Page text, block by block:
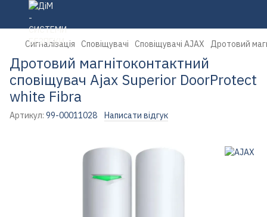
Сигналізація Сповіщувачі Сповіщувачі AJAX Дротовий
Дротовий магнітоконтактний
сповіщувач Ajax Superior DoorProtect
white Fibra
Артикул: 99-00011028 Написати відгук